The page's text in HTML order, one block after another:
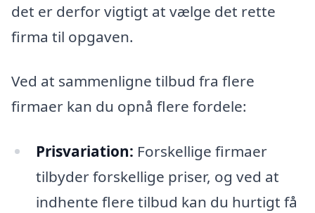
det er derfor vigtigt at vælge det rette
firma til opgaven.
Ved at sammenligne tilbud fra flere
firmaer kan du opnå flere fordele:
Prisvariation: Forskellige firmaer
tilbyder forskellige priser, og ved at
indhente flere tilbud kan du hurtigt få